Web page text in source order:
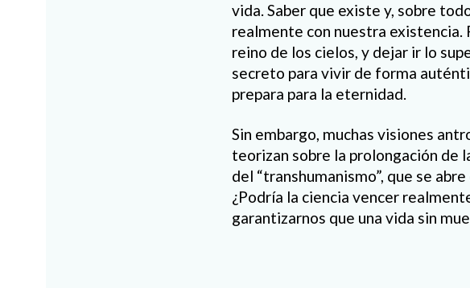
vida. Saber que existe y, sobre
realmente con nuestra existencia.
reino de los cielos, y dejar ir lo
secreto para vivir de forma
prepara para la eternidad.
Sin embargo, muchas visiones
teorizan sobre la prolongación de
del “transhumanismo”, que se
¿Podría la ciencia vencer
garantizarnos que una vida sin